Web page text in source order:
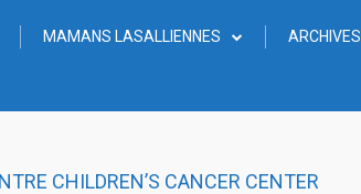
MAMANS LASALLIENNES ARCHIVES
CHILDREN’S CANCER CENTER